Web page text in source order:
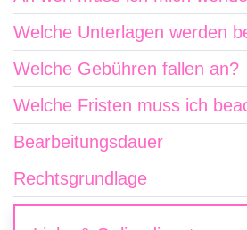
Welche Unterlagen werden
Welche Gebühren fallen an?
Welche Fristen muss ich
Bearbeitungsdauer
Rechtsgrundlage